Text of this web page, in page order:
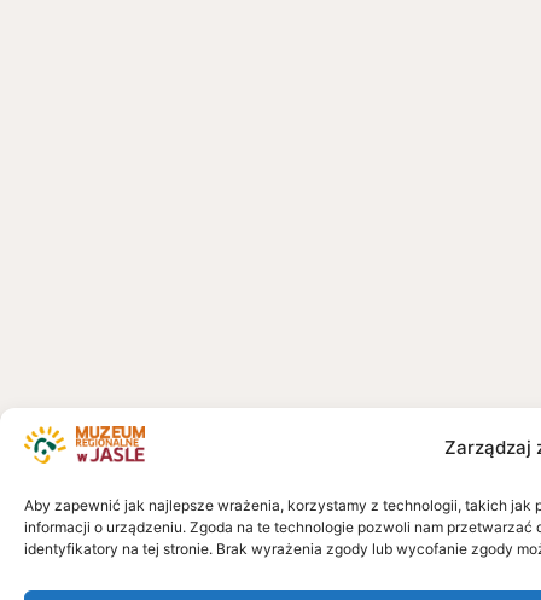
Zarządzaj
Aby zapewnić jak najlepsze wrażenia, korzystamy z technologii, takich
informacji o urządzeniu. Zgoda na te technologie pozwoli nam
identyfikatory na tej stronie. Brak wyrażenia zgody lub wycofanie zgody